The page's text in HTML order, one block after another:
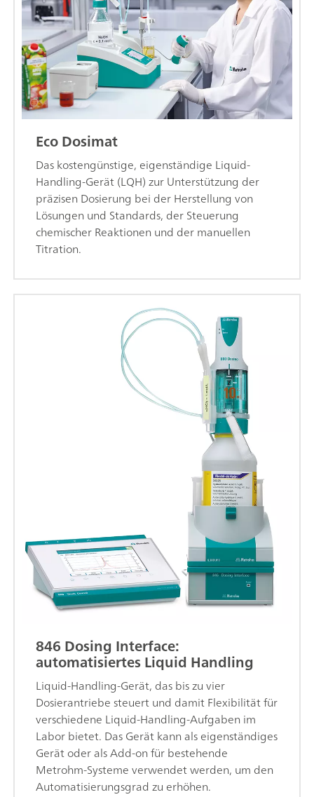
Eco Dosimat
Das kostengünstige, eigenständige Liquid-
Handling-Gerät (LQH) zur Unterstützung der
präzisen Dosierung bei der Herstellung von
Lösungen und Standards, der Steuerung
chemischer Reaktionen und der manuellen
Titration.
846 Dosing Interface:
automatisiertes Liquid Handling
Liquid-Handling-Gerät, das bis zu vier
Dosierantriebe steuert und damit Flexibilität für
verschiedene Liquid-Handling-Aufgaben im
Labor bietet. Das Gerät kann als eigenständiges
Gerät oder als Add-on für bestehende
Metrohm-Systeme verwendet werden, um den
Automatisierungsgrad zu erhöhen.